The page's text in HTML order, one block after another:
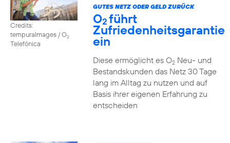
Credits:
tempuraImages / O2
Telefónica
GUTES NETZ ODER GELD ZURÜCK
O2führt
Zufriedenheitsgarantie
ein
Diese ermöglicht es O2Neu- und
Bestandskunden das Netz 30 Tage
lang im Alltag zu nutzen und auf
Basis ihrer eigenen Erfahrung zu
entscheiden